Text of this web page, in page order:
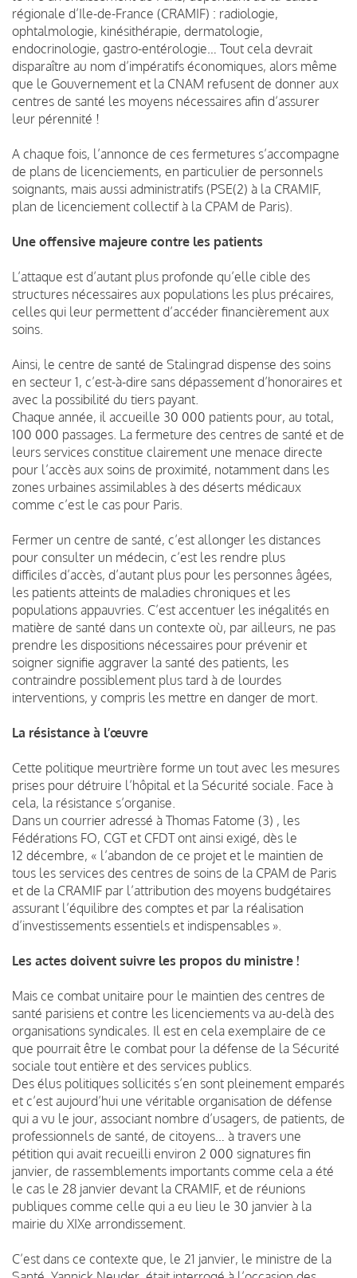
régionale d’Ile-de-France (CRAMIF) : radiologie,
ophtalmologie, kinésithérapie, dermatologie,
endocrinologie, gastro-entérologie… Tout cela devrait
disparaître au nom d’impératifs économiques, alors même
que le Gouvernement et la CNAM refusent de donner aux
centres de santé les moyens nécessaires afin d’assurer
leur pérennité !
A chaque fois, l’annonce de ces fermetures s’accompagne
de plans de licenciements, en particulier de personnels
soignants, mais aussi administratifs (PSE(2) à la CRAMIF,
plan de licenciement collectif à la CPAM de Paris).
Une offensive majeure contre les patients
L’attaque est d’autant plus profonde qu’elle cible des
structures nécessaires aux populations les plus précaires,
celles qui leur permettent d’accéder financièrement aux
soins.
Ainsi, le centre de santé de Stalingrad dispense des soins
en secteur 1, c’est-à-dire sans dépassement d’honoraires et
avec la possibilité du tiers payant.
Chaque année, il accueille 30 000 patients pour, au total,
100 000 passages. La fermeture des centres de santé et de
leurs services constitue clairement une menace directe
pour l’accès aux soins de proximité, notamment dans les
zones urbaines assimilables à des déserts médicaux
comme c’est le cas pour Paris.
Fermer un centre de santé, c’est allonger les distances
pour consulter un médecin, c’est les rendre plus
difficiles d’accès, d’autant plus pour les personnes âgées,
les patients atteints de maladies chroniques et les
populations appauvries. C’est accentuer les inégalités en
matière de santé dans un contexte où, par ailleurs, ne pas
prendre les dispositions nécessaires pour prévenir et
soigner signifie aggraver la santé des patients, les
contraindre possiblement plus tard à de lourdes
interventions, y compris les mettre en danger de mort.
La résistance à l’œuvre
Cette politique meurtrière forme un tout avec les mesures
prises pour détruire l’hôpital et la Sécurité sociale. Face à
cela, la résistance s’organise.
Dans un courrier adressé à Thomas Fatome (3) , les
Fédérations FO, CGT et CFDT ont ainsi exigé, dès le
12 décembre, « l’abandon de ce projet et le maintien de
tous les services des centres de soins de la CPAM de Paris
et de la CRAMIF par l’attribution des moyens budgétaires
assurant l’équilibre des comptes et par la réalisation
d’investissements essentiels et indispensables ».
Les actes doivent suivre les propos du ministre !
Mais ce combat unitaire pour le maintien des centres de
santé parisiens et contre les licenciements va au-delà des
organisations syndicales. Il est en cela exemplaire de ce
que pourrait être le combat pour la défense de la Sécurité
sociale tout entière et des services publics.
Des élus politiques sollicités s’en sont pleinement emparés
et c’est aujourd’hui une véritable organisation de défense
qui a vu le jour, associant nombre d’usagers, de patients, de
professionnels de santé, de citoyens… à travers une
pétition qui avait recueilli environ 2 000 signatures fin
janvier, de rassemblements importants comme cela a été
le cas le 28 janvier devant la CRAMIF, et de réunions
publiques comme celle qui a eu lieu le 30 janvier à la
mairie du XIXe arrondissement.
C’est dans ce contexte que, le 21 janvier, le ministre de la